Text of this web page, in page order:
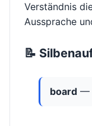
Verständnis
Aussprache
📝
board —